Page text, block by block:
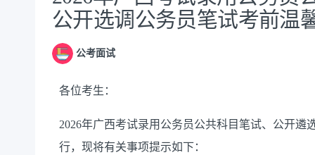
公开选调公务员笔试考前温
公考面试
各位考生：
2026年广西考试录用公务员公共科目笔试、公开遴
行，现将有关事项提示如下：